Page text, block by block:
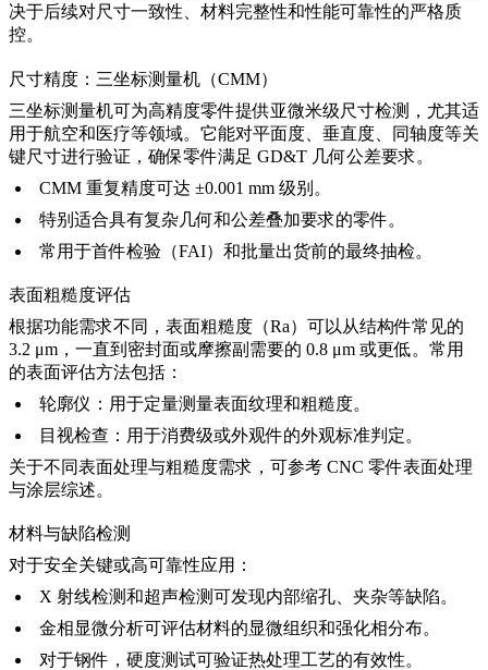
决于后续对尺寸一致性、材料完整性和性能可靠性的严格质
控。
尺寸精度：三坐标测量机（CMM）
三坐标测量机可为高精度零件提供亚微米级尺寸检测，尤其适
用于航空和医疗等领域。它能对平面度、垂直度、同轴度等关
键尺寸进行验证，确保零件满足 GD&T 几何公差要求。
CMM 重复精度可达 ±0.001 mm 级别。
特别适合具有复杂几何和公差叠加要求的零件。
常用于首件检验（FAI）和批量出货前的最终抽检。
表面粗糙度评估
根据功能需求不同，表面粗糙度（Ra）可以从结构件常见的
3.2 μm，一直到密封面或摩擦副需要的 0.8 μm 或更低。常用
的表面评估方法包括：
轮廓仪：用于定量测量表面纹理和粗糙度。
目视检查：用于消费级或外观件的外观标准判定。
关于不同表面处理与粗糙度需求，可参考 CNC 零件表面处理
与涂层综述。
材料与缺陷检测
对于安全关键或高可靠性应用：
X 射线检测和超声检测可发现内部缩孔、夹杂等缺陷。
金相显微分析可评估材料的显微组织和强化相分布。
对于钢件，硬度测试可验证热处理工艺的有效性。